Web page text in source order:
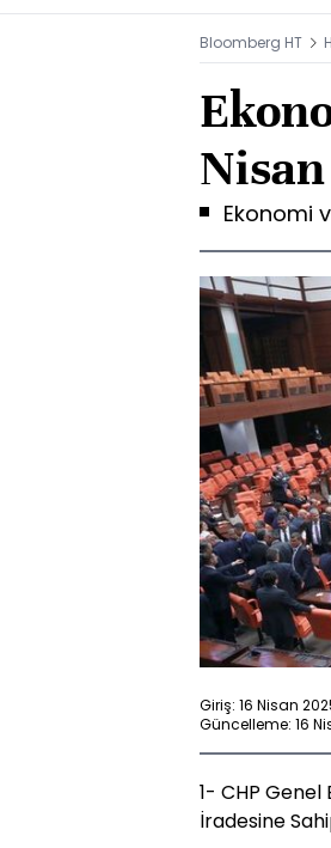
Bloomberg HT
Ekonomi
Giriş: 16 Nisan
Güncelleme: 16
1- CHP Genel
İradesine